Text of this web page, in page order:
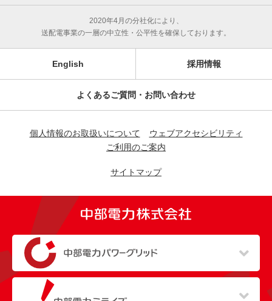
2020年4月の分社化により、
送配電事業の一層の中立性・公平性を確保しております。
English 採用情報
よくあるご質問・お問い合わせ
個人情報のお取扱いについて
ウェブアクセシビリティ
ご利用のご案内
サイトマップ
（新しいウィンドウを開きます）